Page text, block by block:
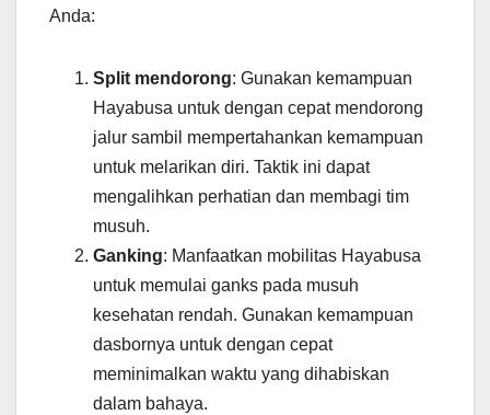
Anda:
Split mendorong: Gunakan kemampuan
Hayabusa untuk dengan cepat mendorong
jalur sambil mempertahankan kemampuan
untuk melarikan diri. Taktik ini dapat
mengalihkan perhatian dan membagi tim
musuh.
Ganking: Manfaatkan mobilitas Hayabusa
untuk memulai ganks pada musuh
kesehatan rendah. Gunakan kemampuan
dasbornya untuk dengan cepat
meminimalkan waktu yang dihabiskan
dalam bahaya.